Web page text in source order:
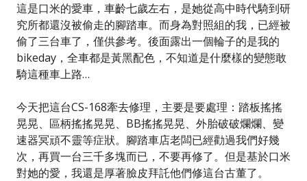
這是口米的愛車，車齡七歲左右，是她從高中時代騎到研
究所都還沒被偷走的腳踏車。而身為對照組的我，已經被
偷了三台車了，僅供參考。後面露出一個輪子的是我的
bikeday，全車都是黃黑配色，不知道是什麼樣的變態敢
騎這種車上路…
今天把這台CS-168牽去修理，主要是要處理：踏板搖搖
晃晃、區柄搖搖晃晃、BB搖搖晃晃、外胎破破爛爛、變
速器冥頑不靈等症狀。腳踏車店老闆已經勸過我們好幾
次，再買一台三千多塊而已，不要再修了。但是基於口米
對她的愛，我還是厚著臉皮拜託他們修這台古董了。